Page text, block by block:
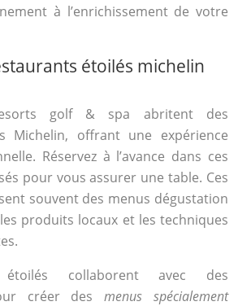
à l’enrichissement de votre
étoilés michelin
golf & spa abritent des
Michelin, offrant une expérience
Réservez à l’avance dans ces
pour vous assurer une table. Ces
souvent des menus dégustation
produits locaux et les techniques
collaborent avec des
créer desmenus spécialement